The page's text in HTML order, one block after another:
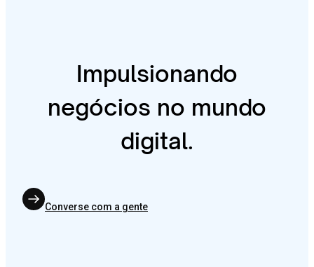
Impulsionando
negócios no mundo
digital.
Converse com a gente